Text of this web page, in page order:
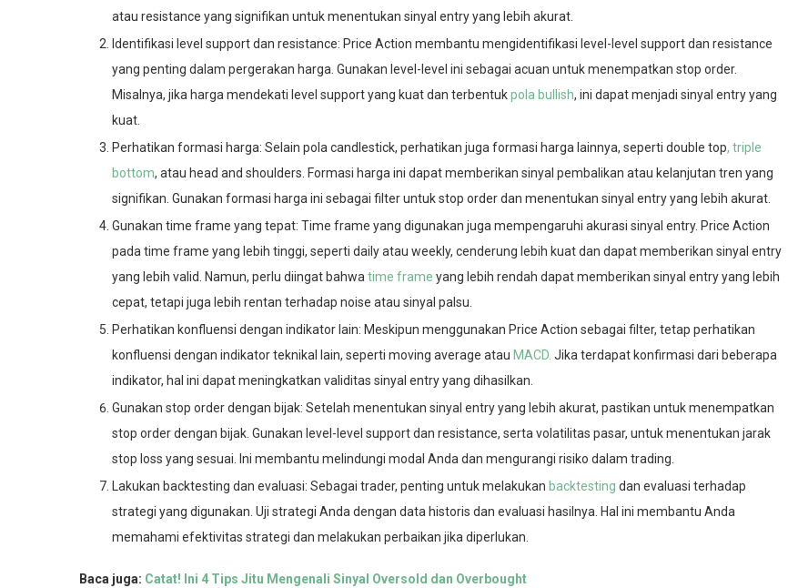
atau resistance yang signifikan untuk menentukan sinyal entry yang lebih akurat.
Identifikasi level support dan resistance: Price Action membantu mengidentifikasi level-level support dan resistance
yang penting dalam pergerakan harga. Gunakan level-level ini sebagai acuan untuk menempatkan stop order.
Misalnya, jika harga mendekati level support yang kuat dan terbentukpola bullish, ini dapat menjadi sinyal entry yang
kuat.
Perhatikan formasi harga: Selain pola candlestick, perhatikan juga formasi harga lainnya, seperti double top, triple
bottom, atau head and shoulders. Formasi harga ini dapat memberikan sinyal pembalikan atau kelanjutan tren yang
signifikan. Gunakan formasi harga ini sebagai filter untuk stop order dan menentukan sinyal entry yang lebih akurat.
Gunakan time frame yang tepat: Time frame yang digunakan juga mempengaruhi akurasi sinyal entry. Price Action
pada time frame yang lebih tinggi, seperti daily atau weekly, cenderung lebih kuat dan dapat memberikan sinyal entry
yang lebih valid. Namun, perlu diingat bahwatime frame yang lebih rendah dapat memberikan sinyal entry yang lebih
cepat, tetapi juga lebih rentan terhadap noise atau sinyal palsu.
Perhatikan konfluensi dengan indikator lain: Meskipun menggunakan Price Action sebagai filter, tetap perhatikan
konfluensi dengan indikator teknikal lain, seperti moving average atau MACD. Jika terdapat konfirmasi dari beberapa
indikator, hal ini dapat meningkatkan validitas sinyal entry yang dihasilkan.
Gunakan stop order dengan bijak: Setelah menentukan sinyal entry yang lebih akurat, pastikan untuk menempatkan
stop order dengan bijak. Gunakan level-level support dan resistance, serta volatilitas pasar, untuk menentukan jarak
stop loss yang sesuai. Ini membantu melindungi modal Anda dan mengurangi risiko dalam trading.
Lakukan backtesting dan evaluasi: Sebagai trader, penting untuk melakukan backtesting dan evaluasi terhadap
strategi yang digunakan. Uji strategi Anda dengan data historis dan evaluasi hasilnya. Hal ini membantu Anda
memahami efektivitas strategi dan melakukan perbaikan jika diperlukan.
Baca juga: Catat! Ini 4 Tips Jitu Mengenali Sinyal Oversold dan Overbought